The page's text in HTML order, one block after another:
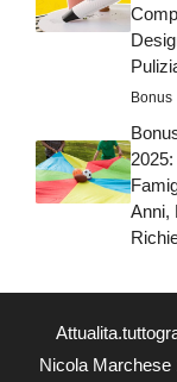
Bonus
Anni,
Nicola Marchese